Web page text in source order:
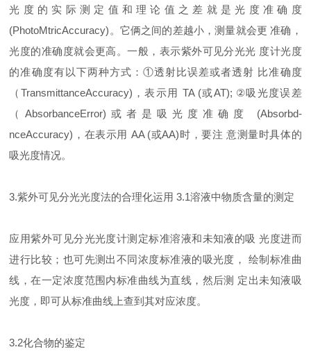
光度的实际测定值和理论值之差就是光度准确度
(PhotoMtricAccuracy)。它俩之间的差越小，测量就会更 准确，
光度的准确度就会更高。一般，表示紫外可见分光光 度计光度
的准确度有以下两种方式：①透射比误差或者透射 比准确度
（TransmittanceAccuracy)，表示用 TA (或AT); ②吸光度误差
（AbsorbanceError)或者是吸光度准确度 (Absorbd-
nceAccuracy)，在表示用 AA (或AA)时，要注 意测量时具体的
吸光度情况。
3.紫外可见分光光度法的合理化运用 3.1溶液中物质含量的测定
应用紫外可见分光光度计测定标准溶液和未知液的吸 光度进而
进行比较；也可先测出不同浓度标准液的吸光度， 绘制标准曲
线，在一定浓度范围内标准曲线为直线，然后测 定出未知液吸
光度，即可从标准曲线上查到其对应浓度。
3.2化合物的鉴定